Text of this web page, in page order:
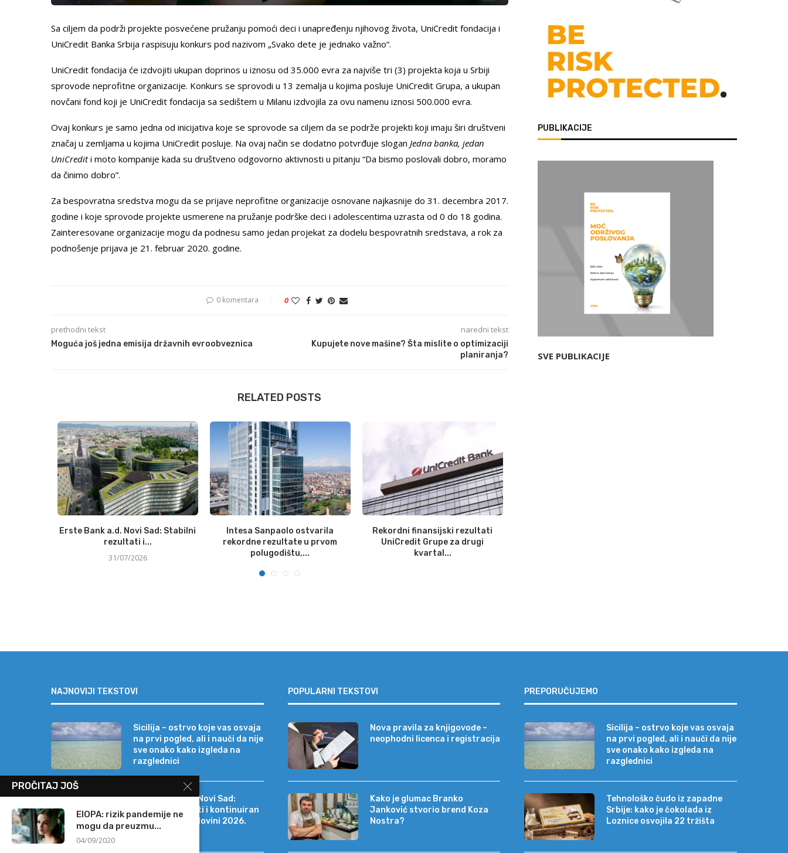
Sa ciljem da podrži projekte posvećene pružanju pomoći deci i unapređenju njihovog života, UniCredit fondacija i
UniCredit Banka Srbija raspisuju konkurs pod nazivom „Svako dete je jednako važno“.
UniCredit fondacija će izdvojiti ukupan doprinos u iznosu od 35.000 evra za najviše tri (3) projekta koja u Srbiji
sprovode neprofitne organizacije. Konkurs se sprovodi u 13 zemalja u kojima posluje UniCredit Grupa, a ukupan
novčani fond koji je UniCredit fondacija sa sedištem u Milanu izdvojila za ovu namenu iznosi 500.000 evra.
Ovaj konkurs je samo jedna od inicijativa koje se sprovode sa ciljem da se podrže projekti koji imaju širi društveni
značaj u zemljama u kojima UniCredit posluje. Na ovaj način se dodatno potvrđuje slogan Jedna banka, jedan
UniCrediti moto kompanije kada su društveno odgovorno aktivnosti u pitanju “Da bismo poslovali dobro, moramo
da činimo dobro”.
Za bespovratna sredstva mogu da se prijave neprofitne organizacije osnovane najkasnije do 31. decembra 2017.
godine i koje sprovode projekte usmerene na pružanje podrške deci i adolescentima uzrasta od 0 do 18 godina.
Zainteresovane organizacije mogu da podnesu samo jedan projekat za dodelu bespovratnih sredstava, a rok za
podnošenje prijava je 21. februar 2020. godine.
0 komentara 0
prethodni tekst
Moguća još jedna emisija državnih evroobveznica
naredni tekst
Kupujete nove mašine? Šta mislite o optimizaciji
planiranja?
RELATED POSTS
Erste Bank a.d. Novi Sad: Stabilni
rezultati i...
31/07/2026
Intesa Sanpaolo ostvarila
rekordne rezultate u prvom
polugodištu,...
31/07/2026
Rekordni finansijski rezultati
UniCredit Grupe za drugi
kvartal...
PUBLIKACIJE
SVE PUBLIKACIJE
NAJNOVIJI TEKSTOVI
Sicilija – ostrvo koje vas osvaja
na prvi pogled, ali i nauči da nije
sve onako kako izgleda na
razglednici
Erste Bank a.d. Novi Sad:
Stabilni rezultati i kontinuiran
rast i u prvoj polovini 2026.
godine
POPULARNI TEKSTOVI
Nova pravila za knjigovođe –
neophodni licenca i registracija
Kako je glumac Branko
Janković stvorio brend Koza
Nostra?
PREPORUČUJEMO
Sicilija – ostrvo koje vas osvaja
na prvi pogled, ali i nauči da nije
sve onako kako izgleda na
razglednici
Tehnološko čudo iz zapadne
Srbije: kako je čokolada iz
Loznice osvojila 22 tržišta
PROČITAJ JOŠ
EIOPA: rizik pandemije ne
mogu da preuzmu...
04/09/2020